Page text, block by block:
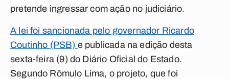
pretende ingressar com ação no judiciário.
A lei foi sancionada pelo governador Ricardo
Coutinho (PSB) e publicada na edição desta
sexta-feira (9) do Diário Oficial do Estado.
Segundo Rômulo Lima, o projeto, que foi